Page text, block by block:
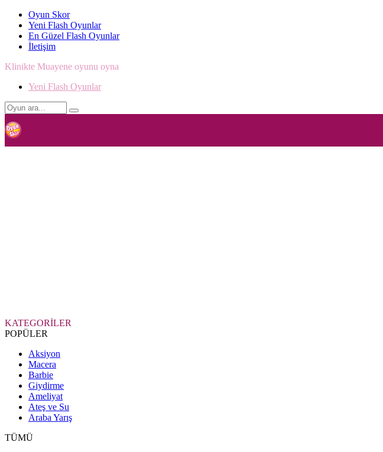
Oyun Skor
Yeni Flash Oyunlar
En Güzel Flash Oyunlar
İletişim
Klinikte Muayene oyunu oyna
Yeni Flash Oyunlar
KATEGORİLER
POPÜLER
Aksiyon
Macera
Barbie
Giydirme
Ameliyat
Ateş ve Su
Araba Yarış
TÜMÜ